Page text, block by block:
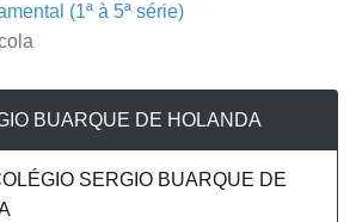
(1ª à 5ª série)
BUARQUE DE HOLANDA
SERGIO BUARQUE DE